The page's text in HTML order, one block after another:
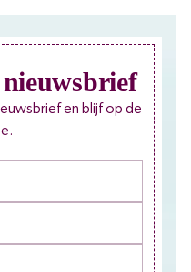
en blijf op de